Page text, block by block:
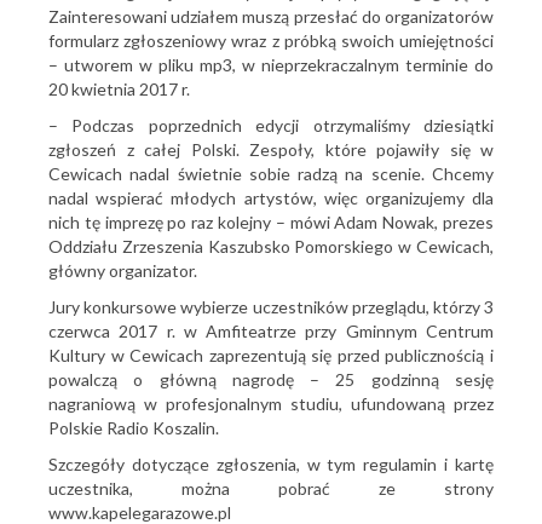
Zainteresowani udziałem muszą przesłać do organizatorów
formularz zgłoszeniowy wraz z próbką swoich umiejętności
– utworem w pliku mp3, w nieprzekraczalnym terminie do
20 kwietnia 2017 r.
– Podczas poprzednich edycji otrzymaliśmy dziesiątki
zgłoszeń z całej Polski. Zespoły, które pojawiły się w
Cewicach nadal świetnie sobie radzą na scenie. Chcemy
nadal wspierać młodych artystów, więc organizujemy dla
nich tę imprezę po raz kolejny – mówi Adam Nowak, prezes
Oddziału Zrzeszenia Kaszubsko Pomorskiego w Cewicach,
główny organizator.
Jury konkursowe wybierze uczestników przeglądu, którzy 3
czerwca 2017 r. w Amfiteatrze przy Gminnym Centrum
Kultury w Cewicach zaprezentują się przed publicznością i
powalczą o główną nagrodę – 25 godzinną sesję
nagraniową w profesjonalnym studiu, ufundowaną przez
Polskie Radio Koszalin.
Szczegóły dotyczące zgłoszenia, w tym regulamin i kartę
uczestnika, można pobrać ze strony
www.kapelegarazowe.pl